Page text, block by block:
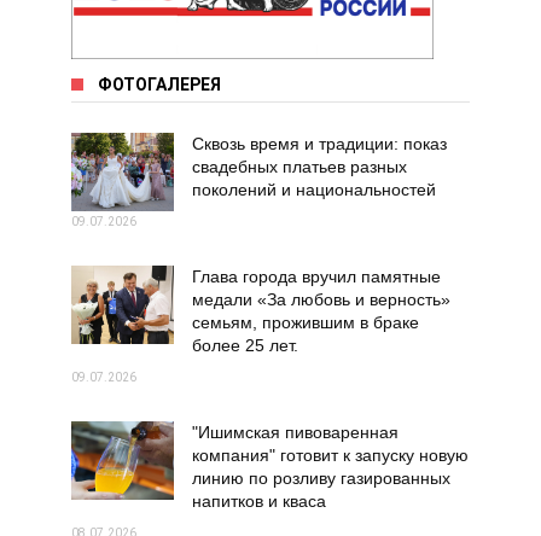
ФОТОГАЛЕРЕЯ
Сквозь время и традиции: показ
свадебных платьев разных
поколений и национальностей
09.07.2026
Глава города вручил памятные
медали «За любовь и верность»
семьям, прожившим в браке
более 25 лет.
09.07.2026
"Ишимская пивоваренная
компания" готовит к запуску новую
линию по розливу газированных
напитков и кваса
08.07.2026